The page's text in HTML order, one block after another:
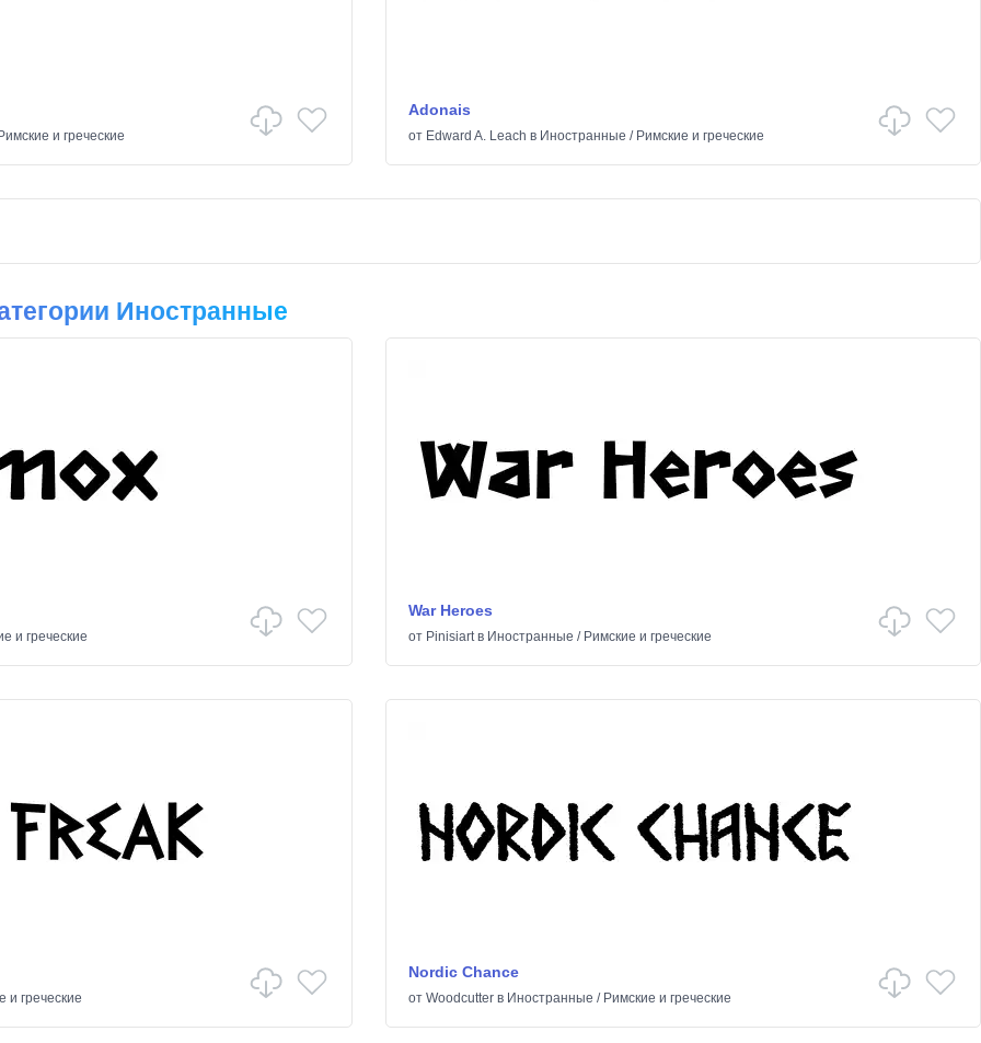
Римские и греческие
Adonais
от Edward A. Leach в Иностранные / Римские и греческие
Иностранные
и греческие
War Heroes
от Pinisiartв Иностранные / Римские и греческие
и греческие
Nordic Chance
от Woodcutterв Иностранные / Римские и греческие